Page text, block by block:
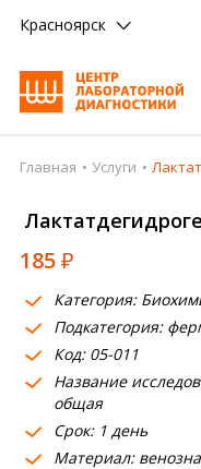
Красноярск
Главная
Анализы
Врачи
Получить результат
Пациентам
О компании
Где сдать
Главная Услуги
185₽
Категория:
Подкатегория:
Код: 05-011
Название
общая
Срок: 1 день
Материал: